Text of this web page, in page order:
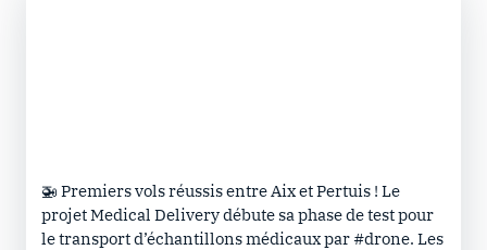
🚁 Premiers vols réussis entre Aix et Pertuis ! Le
projet Medical Delivery débute sa phase de test pour
le transport d’échantillons médicaux par #drone. Les